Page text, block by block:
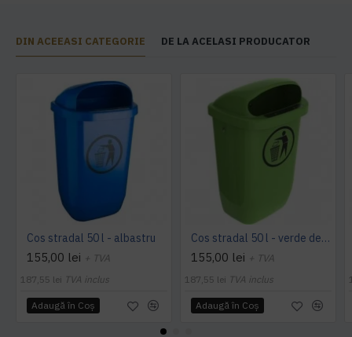
DIN ACEEASI CATEGORIE DE LA ACELASI PRODUCATOR
Cos stradal 50 l - albastru
155,00 lei + TVA
187,55 lei TVA inclus
Adaugă în Coş
Cos stradal 50 l - verde deschis
155,00 lei + TVA
187,55 lei TVA inclus
Adaugă în Coş